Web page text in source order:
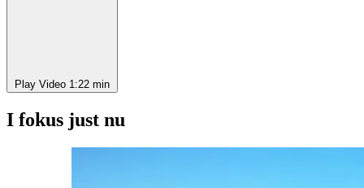
Play Video 1:22 min
I fokus just nu